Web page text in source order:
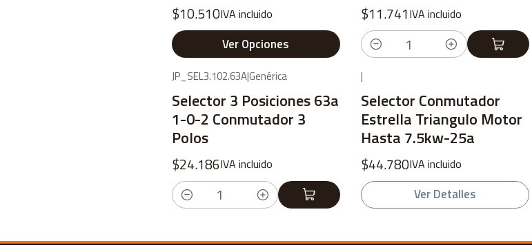
$10.510IVA incluido
Ver Opciones
$11.741IVA incluido
Cantidad
JP_SEL3.102.63A|Genérica
Selector 3 Posiciones 63a
1-0-2 Conmutador 3
Polos
$24.186IVA incluido
Cantidad
|
Selector Conmutador
Estrella Triangulo Motor
Hasta 7.5kw-25a
$44.780IVA incluido
Ver Detalles